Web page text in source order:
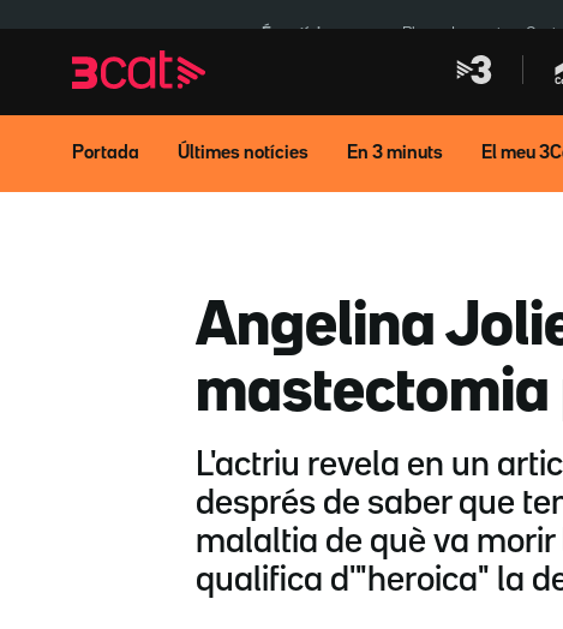
navegació
principal
contingut
És notícia: Pluges Inuncat
Portada Últimes notícies En 3 minuts El meu
Angelina
mastectomia
L'actriu revela en un
després de saber que
malaltia de què va
qualifica d'"heroica" la